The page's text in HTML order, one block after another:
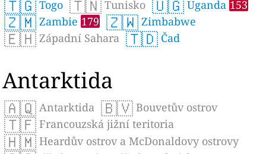
🇹🇬 Togo 🇹🇳 Tunisko 🇺🇬 Uganda 153
🇿🇲 Zambie 179 🇿🇼 Zimbabwe
🇪🇭 Západní Sahara 🇹🇩 Čad
Antarktida
🇦🇶 Antarktida 🇧🇻 Bouvetův ostrov
🇹🇫 Francouzská jižní teritoria
🇭🇲 Heardův ostrov a McDonaldovy ostrovy